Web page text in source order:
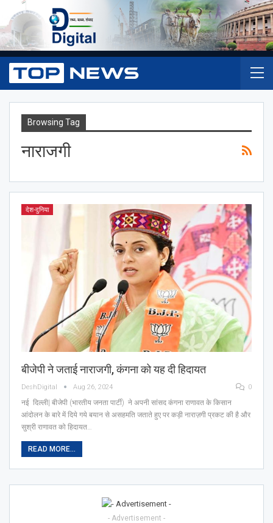
Browsing Tag
नाराजगी
देश-दुनिया
बीजेपी ने जताई नाराजगी, कंगना को यह दी हिदायत
DeshDigital Aug 26, 2024 0
नई दिल्ली| बीजेपी (भारतीय जनता पार्टी) ने अपनी सांसद कंगना राणावत के किसान
आंदोलन के बारे में दिये गये बयान से असहमति जताते हुए पर कड़ी नाराज़गी प्रकट की है और
सुश्री राणावत को हिदायत…
READ MORE...
- Advertisement -